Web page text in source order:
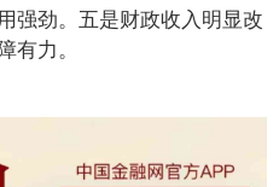
强劲。五是财政收入明显改
力。